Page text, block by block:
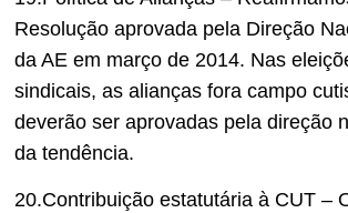
Resolução aprovada pela Direção
da AE em março de 2014. Nas
sindicais, as alianças fora campo
deverão ser aprovadas pela direção
da tendência.
20.Contribuição estatutária à CUT –